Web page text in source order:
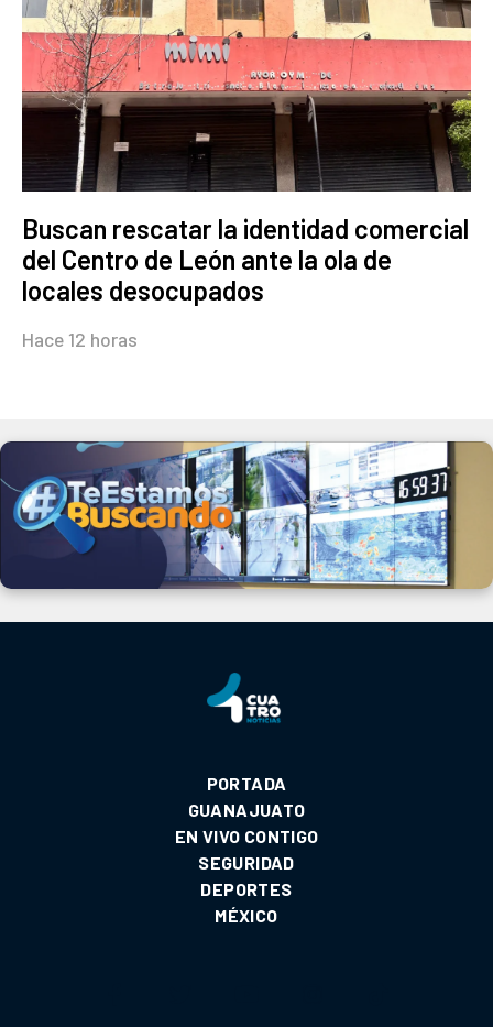
Buscan rescatar la identidad comercial
del Centro de León ante la ola de
locales desocupados
Hace 12 horas
PORTADA
GUANAJUATO
EN VIVO CONTIGO
SEGURIDAD
DEPORTES
MÉXICO